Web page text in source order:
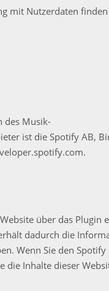
mit Nutzerdaten
des Musik-
ist die Spotify AB,
über das
dadurch die
Wenn Sie den
die Inhalte dieser